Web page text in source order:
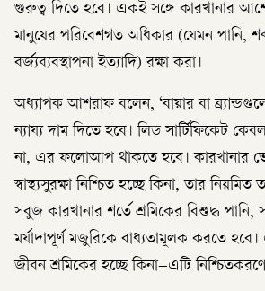
গুরুত্ব দিতে হবে। একই সঙ্গে কারখানার
মানুষের পরিবেশগত অধিকার (যেমন পানি,
বর্জ্যব্যবস্থাপনা ইত্যাদি) রক্ষা করা।
অধ্যাপক আশরাফ বলেন, ‘বায়ার বা
ন্যায্য দাম দিতে হবে। লিড সার্টিফিকেট
না, এর ফলোআপ থাকতে হবে। কারখানার
স্বাস্থ্যসুরক্ষা নিশ্চিত হচ্ছে কিনা, তার
সবুজ কারখানার শর্তে শ্রমিকের বিশুদ্ধ পানি,
মর্যাদাপূর্ণ মজুরিকে বাধ্যতামূলক করতে হবে।
জীবন শ্রমিকের হচ্ছে কিনা–এটি